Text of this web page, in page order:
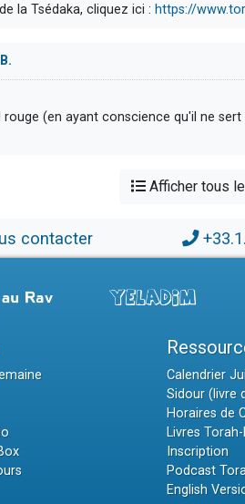
la Tsédaka, cliquez ici : https://
(en ayant conscience qu'il ne
Afficher tous
contacter
Calendrier
Sidour (livre
Horaires de
Livres
Inscription
Podcast
English